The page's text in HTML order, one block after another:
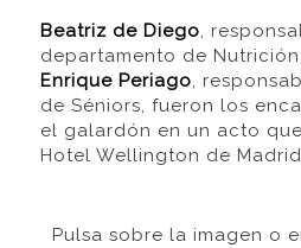
Beatriz de Diego,
departamento de
Enrique Periago,
de Séniors, fueron los
el galardón en un acto
Hotel Wellington de
Pulsa sobre la imagen o